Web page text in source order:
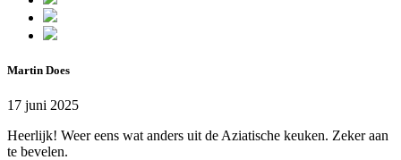
Martin Does
17 juni 2025
Heerlijk! Weer eens wat anders uit de Aziatische keuken. Zeker aan
te bevelen.